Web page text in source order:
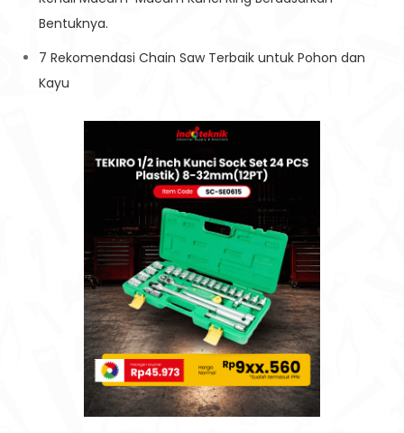
Bentuknya.
7 Rekomendasi Chain Saw Terbaik untuk Pohon dan
Kayu